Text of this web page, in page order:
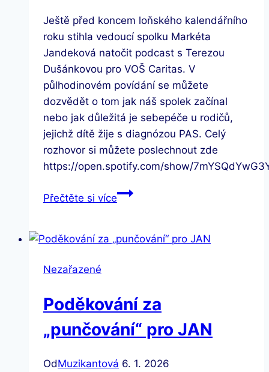
Ještě před koncem loňského kalendářního
roku stihla vedoucí spolku Markéta
Jandeková natočit podcast s Terezou
Dušánkovou pro VOŠ Caritas. V
půlhodinovém povídání se můžete
dozvědět o tom jak náš spolek začínal
nebo jak důležitá je sebepéče u rodičů,
jejichž dítě žije s diagnózou PAS. Celý
rozhovor si můžete poslechnout zde
https://open.spotify.com/show/
Přečtěte si vícePodcast
Caritas
Nezařazené
Poděkování za
„punčování“ pro JAN
OdMuzikantová 6. 1. 2026